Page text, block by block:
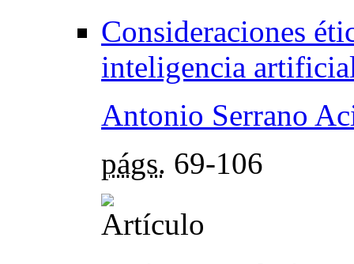
Consideraciones
inteligencia
Antonio Serrano
págs. 69-106